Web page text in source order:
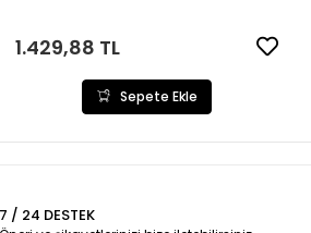
7 / 24 DESTEK